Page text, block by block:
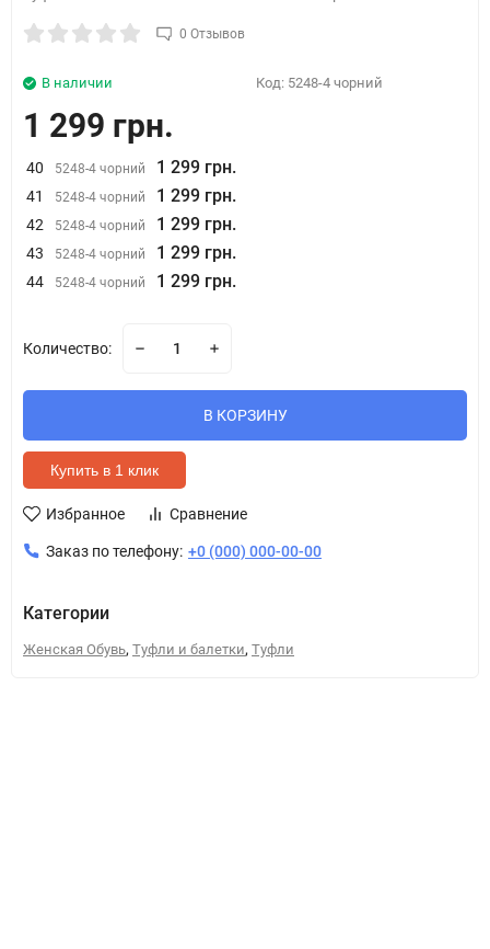
0 Отзывов
В наличии Код: 5248-4 чорний
1 299 грн.
40 5248-4 чорний 1 299 грн.
41 5248-4 чорний 1 299 грн.
42 5248-4 чорний 1 299 грн.
43 5248-4 чорний 1 299 грн.
44 5248-4 чорний 1 299 грн.
Количество:
В КОРЗИНУ
Купить в 1 клик
Избранное Сравнение
Заказ по телефону: +0 (000) 000-00-00
Категории
Женская Обувь, Туфли и балетки, Туфли